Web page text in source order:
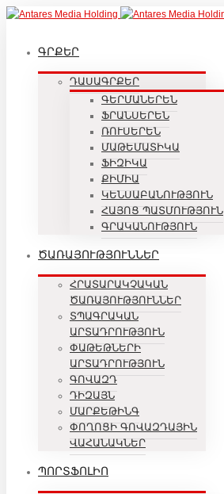
ԳՐՔԵՐ
ԴԱՍԱԳՐՔԵՐ
ԳԵՐՄԱՆԵՐԵՆ
ՖՐԱՆՍԵՐԵՆ
ՌՈՒՍԵՐԵՆ
ՄԱԹԵՄԱՏԻԿԱ
ՖԻԶԻԿԱ
ՔԻՄԻԱ
ԿԵՆՍԱԲԱՆՈՒԹՅՈՒՆ
ՀԱՅՈՑ ՊԱՏՄՈՒԹՅՈՒՆ
ԳՐԱԿԱՆՈՒԹՅՈՒՆ
ԾԱՌԱՅՈՒԹՅՈՒՆՆԵՐ
ՀՐԱՏԱՐԱԿՉԱԿԱՆ
ԾԱՌԱՅՈՒԹՅՈՒՆՆԵՐ
ՏՊԱԳՐԱԿԱՆ
ԱՐՏԱԴՐՈՒԹՅՈՒՆ
ՓԱԹԵԹՆԵՐԻ
ԱՐՏԱԴՐՈՒԹՅՈՒՆ
ԳՈՎԱԶԴ
ԴԻԶԱՅՆ
ՄԱՐՔԵԹԻՆԳ
ՓՈՂՈՑԻ ԳՈՎԱԶԴԱՅԻՆ
ՎԱՀԱՆԱԿՆԵՐ
ՊՈՐՏՖՈԼԻՈ